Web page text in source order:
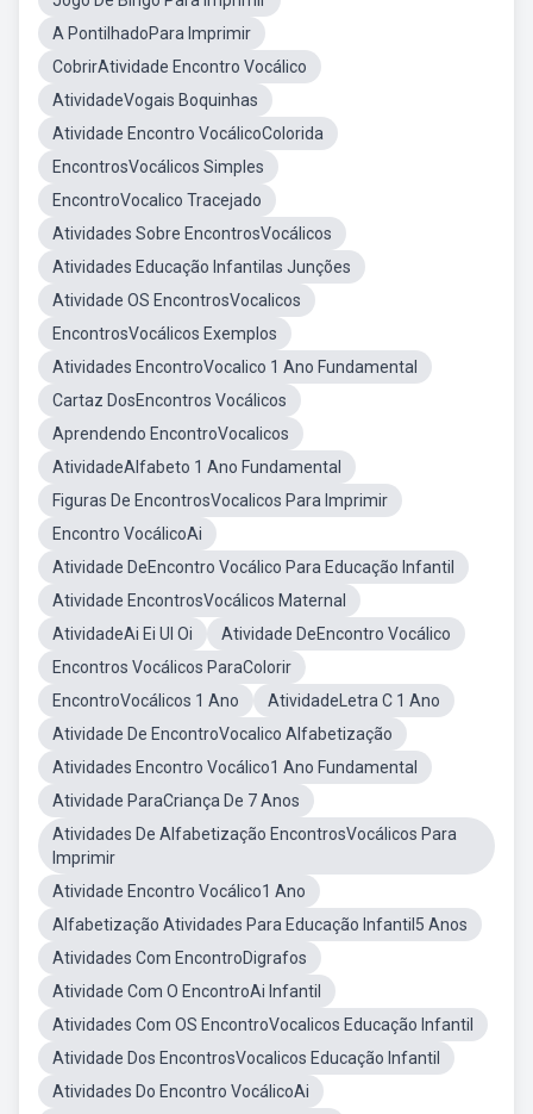
A PontilhadoPara Imprimir
CobrirAtividade Encontro Vocálico
AtividadeVogais Boquinhas
Atividade Encontro VocálicoColorida
EncontrosVocálicos Simples
EncontroVocalico Tracejado
Atividades Sobre EncontrosVocálicos
Atividades Educação Infantilas Junções
Atividade OS EncontrosVocalicos
EncontrosVocálicos Exemplos
Atividades EncontroVocalico 1 Ano Fundamental
Cartaz DosEncontros Vocálicos
Aprendendo EncontroVocalicos
AtividadeAlfabeto 1 Ano Fundamental
Figuras De EncontrosVocalicos Para Imprimir
Encontro VocálicoAi
Atividade DeEncontro Vocálico Para Educação Infantil
Atividade EncontrosVocálicos Maternal
AtividadeAi Ei UI Oi
Atividade DeEncontro Vocálico
Encontros Vocálicos ParaColorir
EncontroVocálicos 1 Ano
AtividadeLetra C 1 Ano
Atividade De EncontroVocalico Alfabetização
Atividades Encontro Vocálico1 Ano Fundamental
Atividade ParaCriança De 7 Anos
Atividades De Alfabetização EncontrosVocálicos Para
Imprimir
Atividade Encontro Vocálico1 Ano
Alfabetização Atividades Para Educação Infantil5 Anos
Atividades Com EncontroDigrafos
Atividade Com O EncontroAi Infantil
Atividades Com OS EncontroVocalicos Educação Infantil
Atividade Dos EncontrosVocalicos Educação Infantil
Atividades Do Encontro VocálicoAi